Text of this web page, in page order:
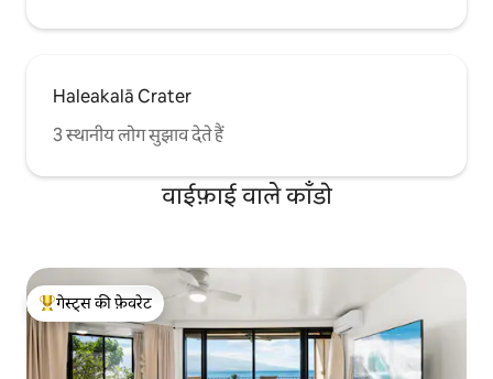
Haleakalā Crater
3 स्थानीय लोग सुझाव देते हैं
वाईफ़ाई वाले काँडो
गेस्ट्स का टॉप फ़ेवरेट
गेस्ट्स की फ़ेवरेट